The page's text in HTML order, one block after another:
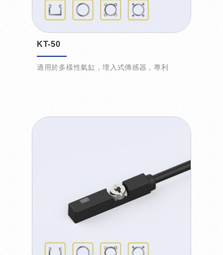
KT-50
適用於多樣性氣缸，埋入式傳感器，專利